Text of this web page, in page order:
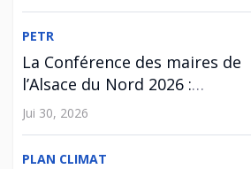
PETR
La Conférence des maires de
l’Alsace du Nord 2026 :
l’habitat au cœur des
Jui 30, 2026
PLAN CLIMAT